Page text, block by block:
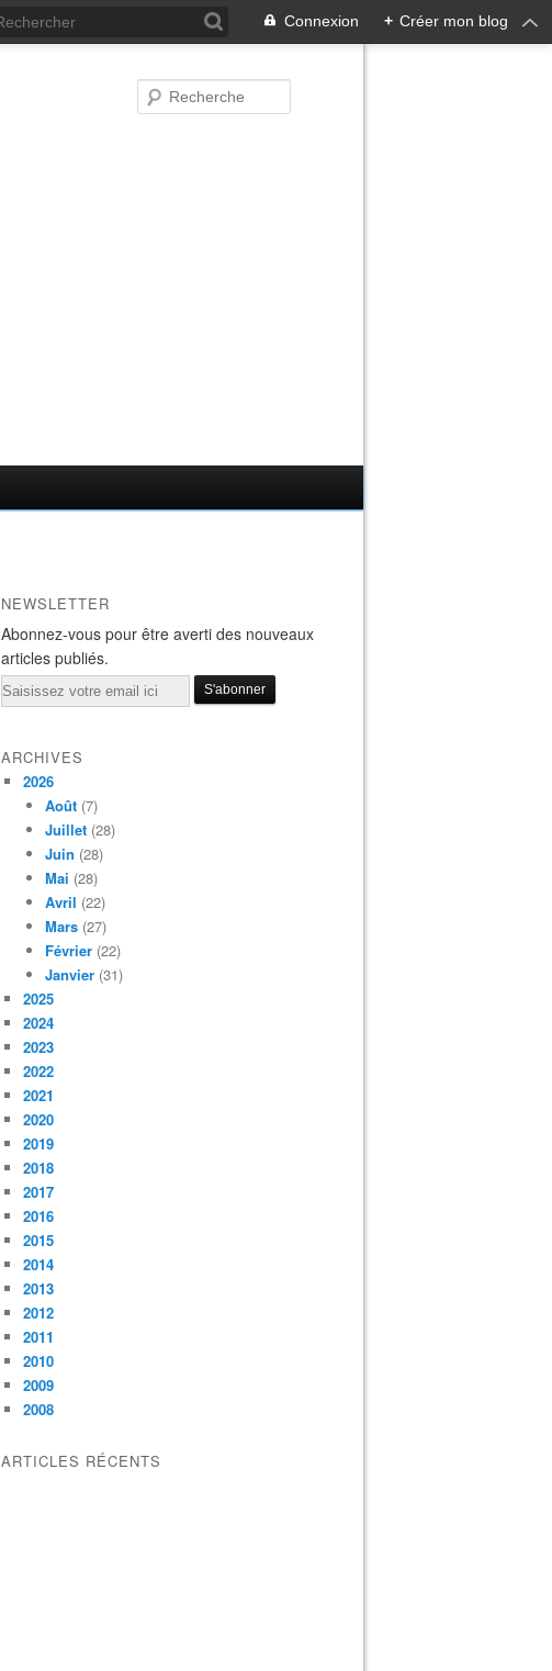
Connexion + Créer mon blog
NEWSLETTER
Abonnez-vous pour être averti des nouveaux
articles publiés.
Email
ARCHIVES
2026
Août (7)
Juillet (28)
Juin (28)
Mai (28)
Avril (22)
Mars (27)
Février (22)
Janvier (31)
2025
2024
2023
2022
2021
2020
2019
2018
2017
2016
2015
2014
2013
2012
2011
2010
2009
2008
ARTICLES RÉCENTS